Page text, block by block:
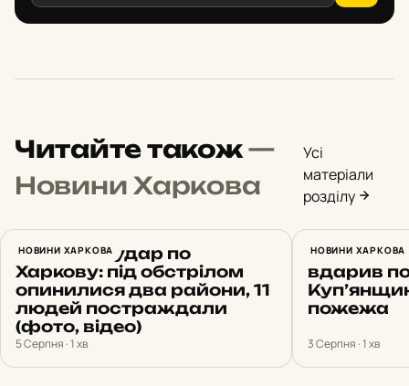
Читайте також—
Новини Харкова
Усі
матеріали
розділу
НОВИНИ ХАРКОВА
Ракетний удар по
Харкову: під обстрілом
опинилися два райони, 11
людей постраждали
(фото, відео)
5 Серпня · 1 хв
НОВИНИ ХАРКОВА
вдарив
пожежа
3 Серпня · 1 хв